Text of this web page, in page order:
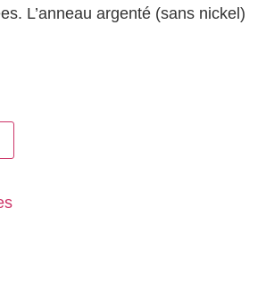
L’anneau argenté (sans nickel)